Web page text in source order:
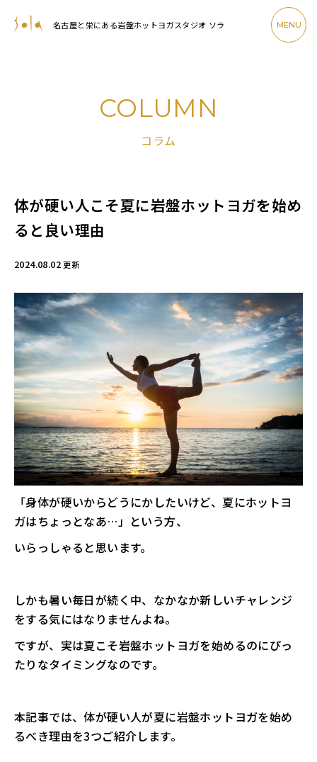
名古屋と栄にある岩盤ホットヨガスタジオ ソラ MENU
COLUMN
コラム
体が硬い人こそ夏に岩盤ホットヨガを始め
ると良い理由
2024.08.02更新
「身体が硬いからどうにかしたいけど、夏にホットヨ
ガはちょっとなあ…」という方、
いらっしゃると思います。
しかも暑い毎日が続く中、なかなか新しいチャレンジ
をする気にはなりませんよね。
ですが、実は夏こそ岩盤ホットヨガを始めるのにぴっ
たりなタイミングなのです。
本記事では、体が硬い人が夏に岩盤ホットヨガを始め
るべき理由を3つご紹介します。